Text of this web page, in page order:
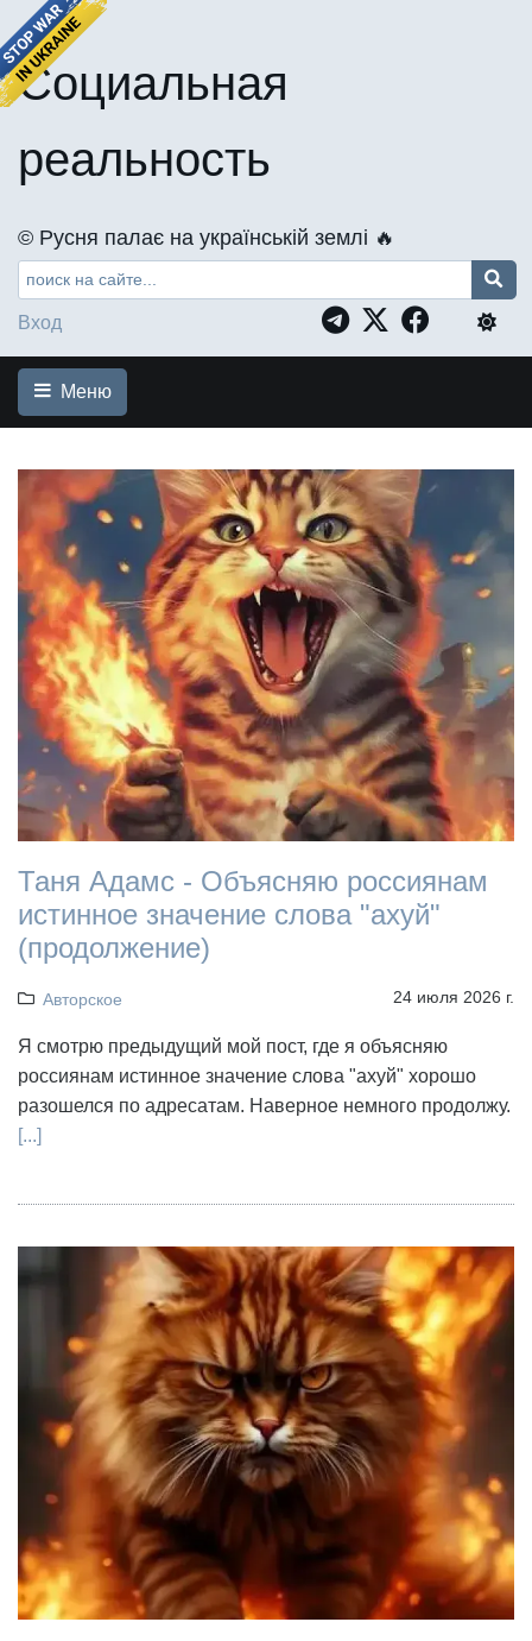
Социальная
реальность
©️ Русня палає на українській землі 🔥
Вход
Меню
Таня Адамс - Объясняю россиянам
истинное значение слова "ахуй"
(продолжение)
Авторское 24 июля 2026 г.
Я смотрю предыдущий мой пост, где я объясняю
россиянам истинное значение слова "ахуй" хорошо
разошелся по адресатам. Наверное немного продолжу.
[...]